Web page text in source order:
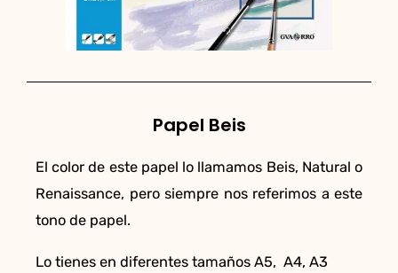
Papel Beis
El color de este papel lo llamamos Beis, Natural o
Renaissance, pero siempre nos referimos a este
tono de papel.
Lo tienes en diferentes tamaños A5, A4, A3